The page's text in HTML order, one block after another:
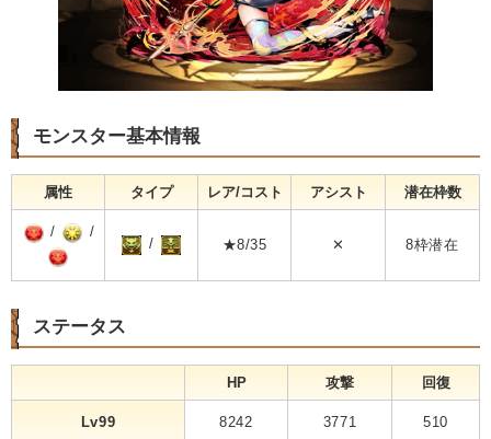
モンスター基本情報
属性 タイプ レア/コスト アシスト 潜在枠数
/ /
/ ★8/35 ✕ 8枠潜在
ステータス
HP 攻撃 回復
Lv99 8242 3771 510